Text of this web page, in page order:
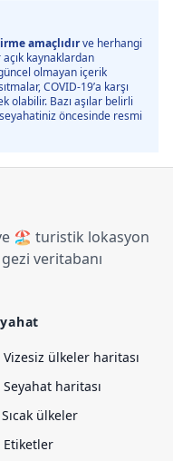
amaçlıdırve herhangi
kaynaklardan
olmayan içerik
COVID-19’a karşı
olabilir. Bazı aşılar belirli
öncesinde resmi
🏖️ turistik lokasyon
veritabanı
ülkeler haritası
haritası
ülkeler